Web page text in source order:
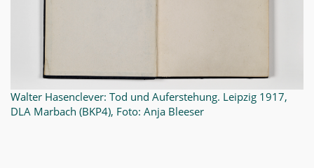
Walter Hasenclever: Tod und Auferstehung. Leipzig 1917,
DLA Marbach (BKP4), Foto: Anja Bleeser